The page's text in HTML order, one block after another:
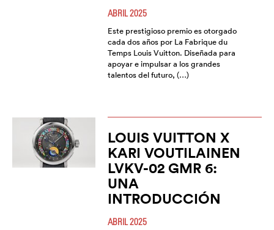
ABRIL 2025
Este prestigioso premio es otorgado
cada dos años por La Fabrique du
Temps Louis Vuitton. Diseñada para
apoyar e impulsar a los grandes
talentos del futuro, (…)
LOUIS VUITTON X
KARI VOUTILAINEN
LVKV-02 GMR 6:
UNA
INTRODUCCIÓN
ABRIL 2025